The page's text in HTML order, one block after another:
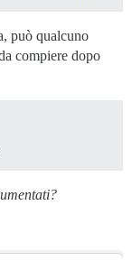
può qualcuno
compiere dopo